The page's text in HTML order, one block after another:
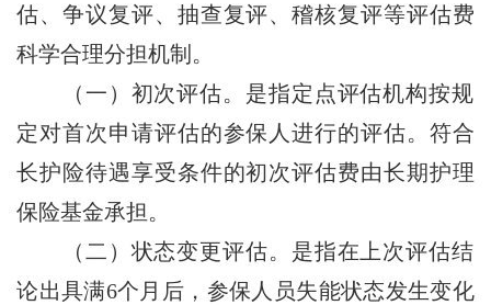
估、争议复评、抽查复评、稽核复评等评估费
科学合理分担机制。
（一）初次评估。是指定点评估机构按规
定对首次申请评估的参保人进行的评估。符合
长护险待遇享受条件的初次评估费由长期护理
保险基金承担。
（二）状态变更评估。是指在上次评估结
论出具满6个月后，参保人员失能状态发生变化